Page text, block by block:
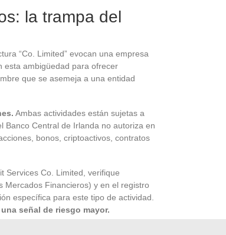
la trampa del
“Co. Limited” evocan una empresa
esta ambigüedad para ofrecer
que se asemeja a una entidad
Ambas actividades están sujetas a
Banco Central de Irlanda no autoriza en
bonos, criptoactivos, contratos
Services Co. Limited, verifique
Mercados Financieros) y en el registro
específica para este tipo de actividad.
señal de riesgo mayor.